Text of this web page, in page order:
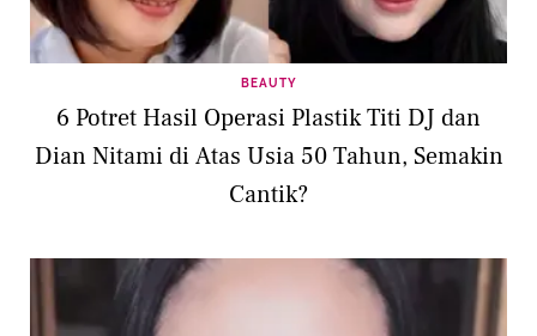
BEAUTY
6 Potret Hasil Operasi Plastik Titi DJ dan
Dian Nitami di Atas Usia 50 Tahun, Semakin
Cantik?